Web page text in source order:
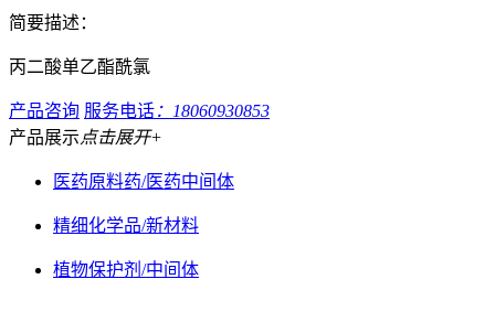
简要描述：
丙二酸单乙酯酰氯
产品咨询 服务电话：18060930853
产品展示点击展开+
医药原料药/医药中间体
精细化学品/新材料
植物保护剂/中间体